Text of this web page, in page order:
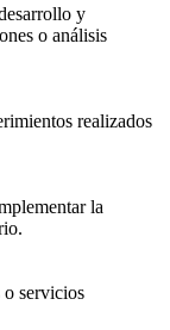
y
o análisis
realizados
la
o servicios